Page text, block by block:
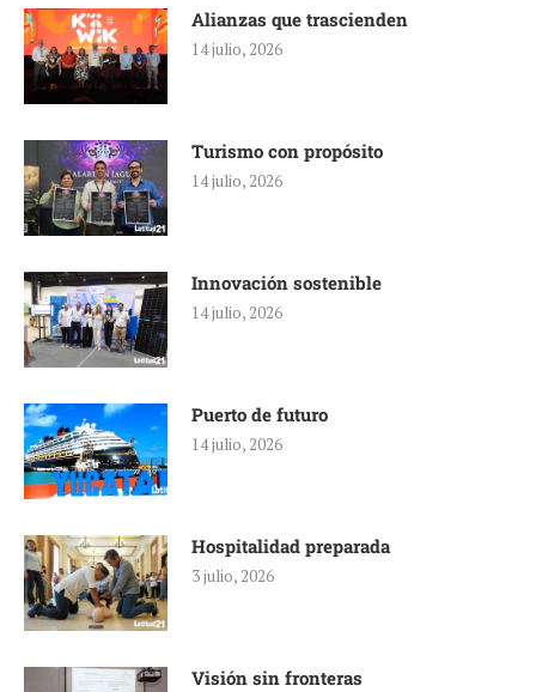
Alianzas que trascienden
14 julio, 2026
Turismo con propósito
14 julio, 2026
Innovación sostenible
14 julio, 2026
Puerto de futuro
14 julio, 2026
Hospitalidad preparada
3 julio, 2026
Visión sin fronteras